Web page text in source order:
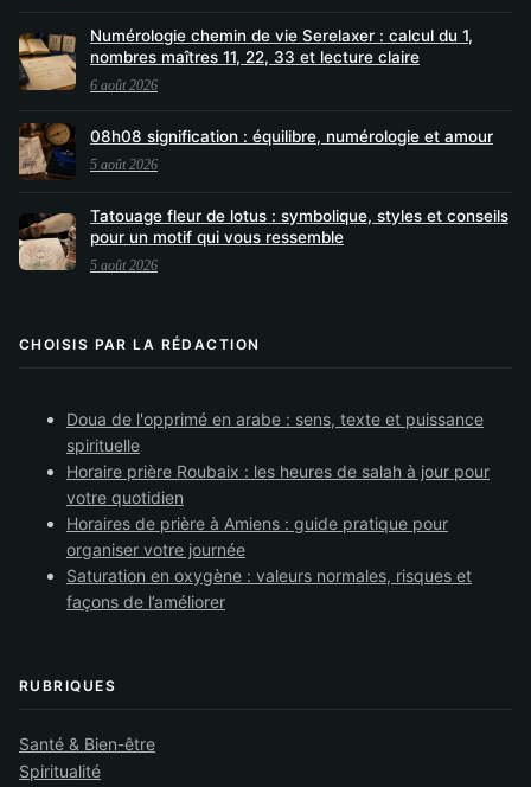
Numérologie chemin de vie Serelaxer : calcul du 1,
nombres maîtres 11, 22, 33 et lecture claire
6 août 2026
08h08 signification : équilibre, numérologie et amour
5 août 2026
Tatouage fleur de lotus : symbolique, styles et conseils
pour un motif qui vous ressemble
5 août 2026
CHOISIS PAR LA RÉDACTION
Doua de l'opprimé en arabe : sens, texte et puissance
spirituelle
Horaire prière Roubaix : les heures de salah à jour pour
votre quotidien
Horaires de prière à Amiens : guide pratique pour
organiser votre journée
Saturation en oxygène : valeurs normales, risques et
façons de l’améliorer
RUBRIQUES
Santé & Bien-être
Spiritualité